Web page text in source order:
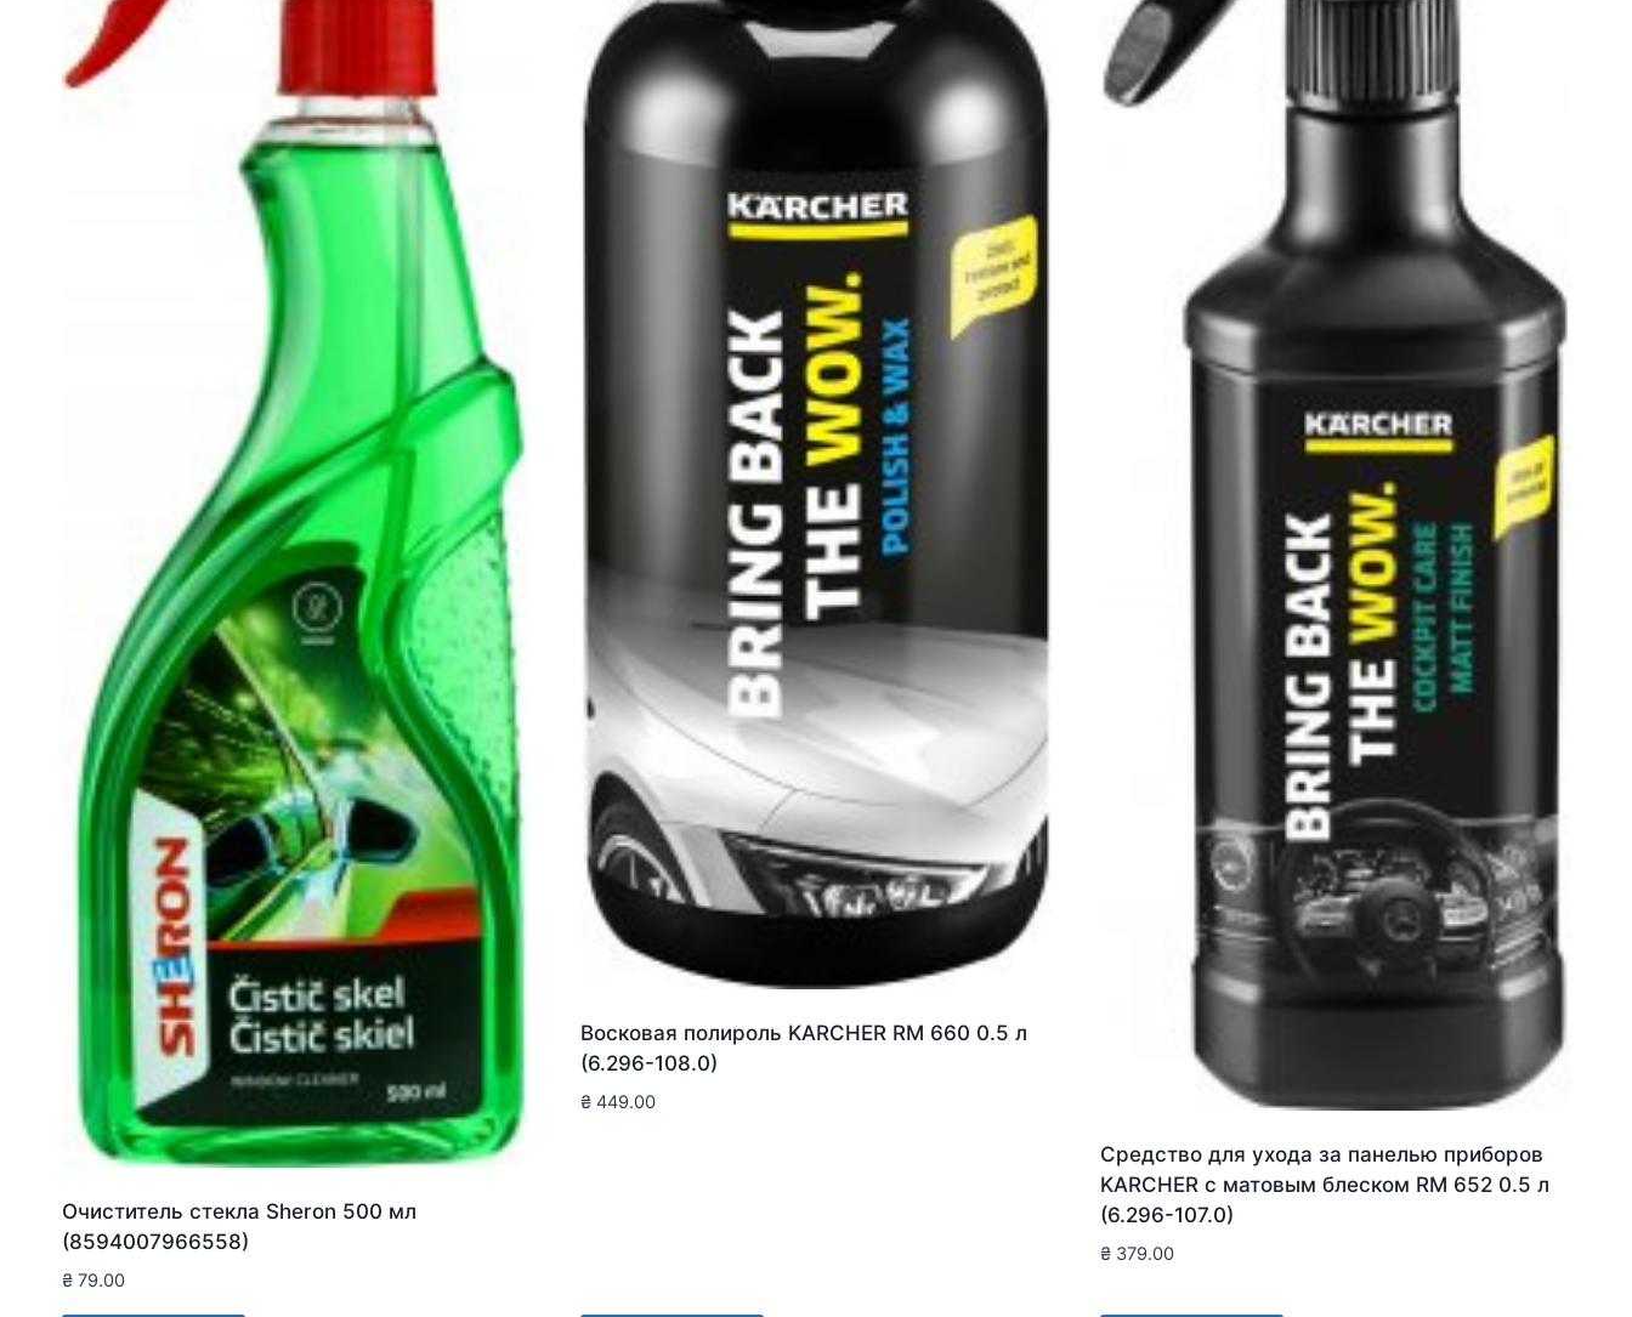
Очиститель стекла Sheron 500 мл
(8594007966558)
₴ 79.00
Восковая полироль KARCHER RM 660 0.5 л
(6.296-108.0)
₴ 449.00
Средство для ухода за панелью приборов
KARCHER с матовым блеском RM 652 0.5 л
(6.296-107.0)
₴379.00